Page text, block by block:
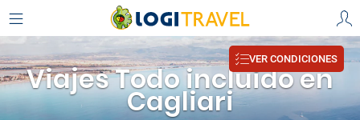
Viajes Todo incluido en
Cagliari
VER CONDICIONES